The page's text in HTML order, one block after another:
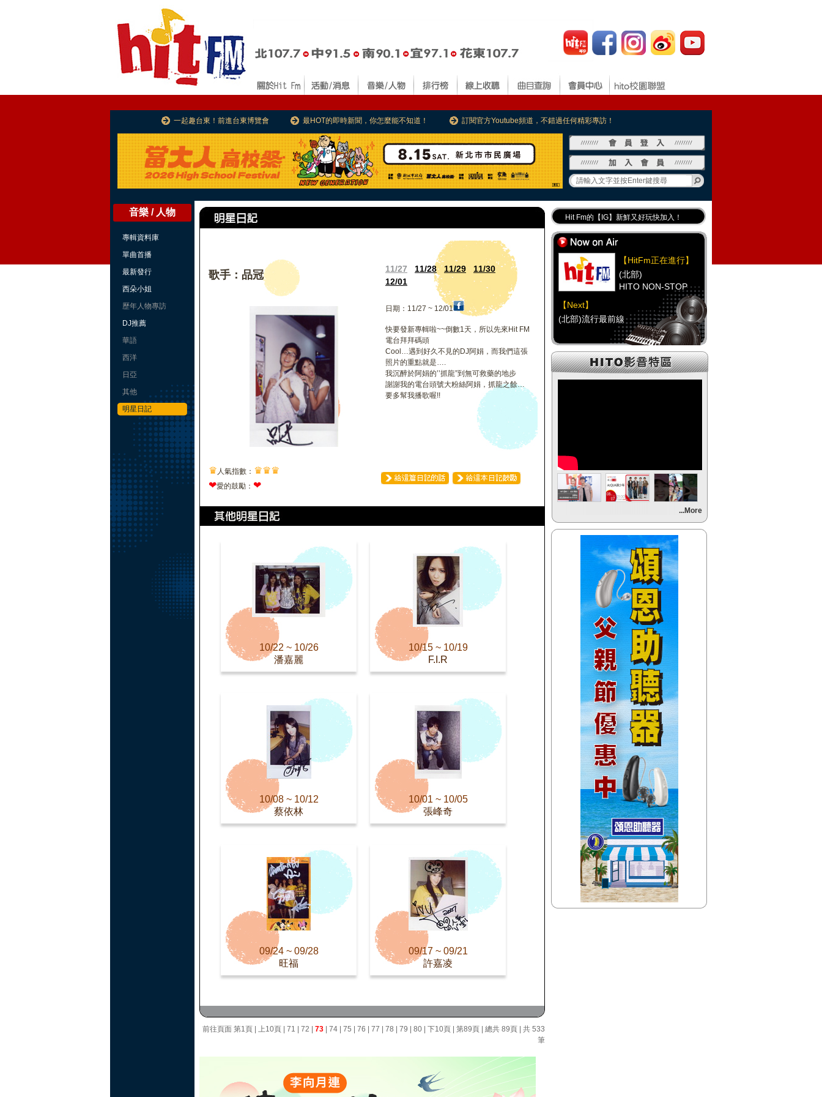
一起趣台東！前進台東博覽會 最HOT的即時新聞，你怎麼能不知道！ 訂閱官方Youtube頻道，不錯過任何精彩專訪！
音樂 / 人物
專輯資料庫
單曲首播
最新發行
西朵小姐
歷年人物專訪
DJ推薦
華語
西洋
日亞
其他
明星日記
歌手：品冠 11/27 11/28 11/29
11/30
12/01
日期：11/27 ~ 12/01
快要發新專輯啦~~倒數1天，所以先來Hit FM
電台拜拜碼頭
Cool…遇到好久不見的DJ阿娟，而我們這張
照片的重點就是….
我沉醉於阿娟的’’抓龍”到無可救藥的地步
謝謝我的電台頭號大粉絲阿娟，抓龍之餘…
要多幫我播歌喔!!
♛ 人氣指數： ♛♛♛
❤愛的鼓勵： ❤
10/22 ~ 10/26
潘嘉麗
10/15 ~ 10/19
F.I.R
10/08 ~ 10/12
蔡依林
10/01 ~ 10/05
張峰奇
09/24 ~ 09/28
旺福
09/17 ~ 09/21
許嘉凌
前往頁面 第1頁 上10頁 71 72 73 74 75 76 77 78 79 80 下10頁 第89頁 | 總共 89頁 | 共 533
筆
Hit Fm的【IG】新鮮又好玩快加入！
Hit Fm【FB臉書粉絲團】等你加入！
最專業《DJ推薦》好音樂千萬別錯過！
好康報報 最新優惠訊息都在這！
【HitFm正在進行】
(北部)
HITO NON-STOP
【Next】
(北部)流行最前線
【HitFm正在進行】
(中部)
(南部)
流行最前線
【Next】
【HitFm正在進行】
(宜蘭)
只想聽音樂
【Next】
(宜蘭)流行最前線
【HitFm正在進行】
(花東)
只想聽音樂
【Next】
(花東)流行最精選
...More